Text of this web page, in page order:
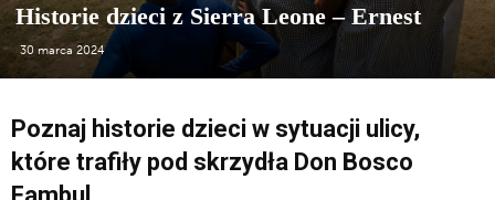
Historie dzieci z Sierra Leone – Ernest
30 marca 2024
Poznaj historie dzieci w sytuacji ulicy,
które trafiły pod skrzydła Don Bosco